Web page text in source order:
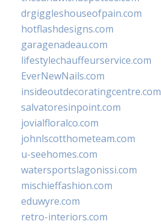
drgiggleshouseofpain.com
hotflashdesigns.com
garagenadeau.com
lifestylechauffeurservice.com
EverNewNails.com
insideoutdecoratingcentre.com
salvatoresinpoint.com
jovialfloralco.com
johnlscotthometeam.com
u-seehomes.com
watersportslagonissi.com
mischieffashion.com
eduwyre.com
retro-interiors.com